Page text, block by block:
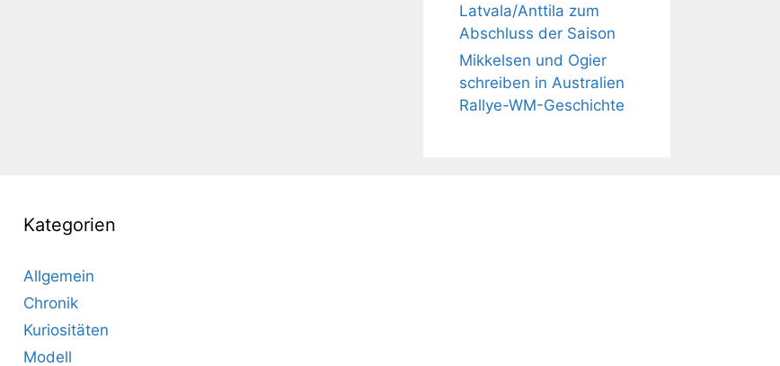
Latvala/Anttila zum
Abschluss der Saison
Mikkelsen und Ogier
schreiben in Australien
Rallye-WM-Geschichte
Kategorien
Allgemein
Chronik
Kuriositäten
Modell